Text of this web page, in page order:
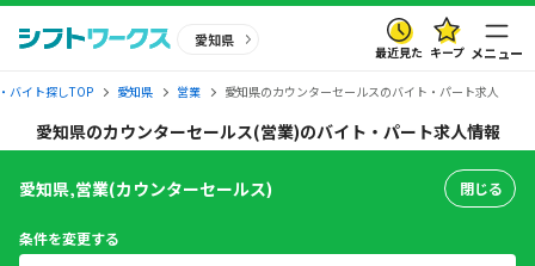
愛知県
最近見た キープ メニュー
バイト探しTOP 愛知県 営業 愛知県のカウンターセールスのバイト・パート求人
愛知県のカウンターセールス(営業)のバイト・パート求人情報
愛知県,営業(カウンターセールス) 閉じる
条件を変更する